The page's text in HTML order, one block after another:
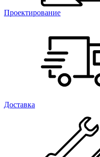
Проектирование
Доставка